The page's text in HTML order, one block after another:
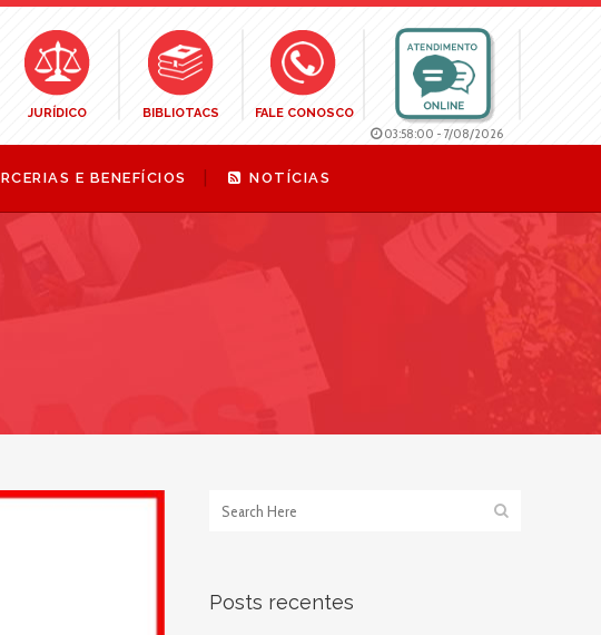
03:58:01 - 7/08/2026
JURÍDICO BIBLIOTACS FALE CONOSCO
E BENEFÍCIOS NOTÍCIAS
Posts recentes